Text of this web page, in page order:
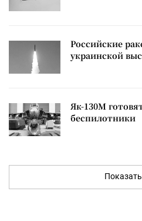
Российские
украинской
Як-130М
беспилотники